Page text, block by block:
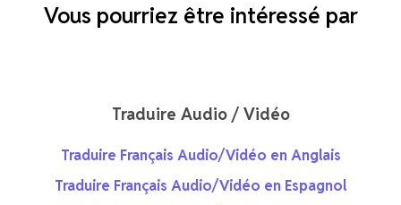
Vous pourriez être intéressé par
Traduire Audio / Vidéo
Traduire Français Audio/Vidéo en Anglais
Traduire Français Audio/Vidéo en Espagnol